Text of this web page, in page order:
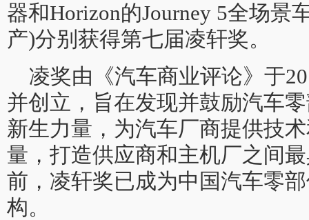
器和Horizon的Journey 5全场景
产)分别获得第七届凌轩奖。
凌奖由《汽车商业评论》于
并创立，旨在发现并鼓励汽车
新生力量，为汽车厂商提供技
量，打造供应商和主机厂之间
前，凌轩奖已成为中国汽车零
构。